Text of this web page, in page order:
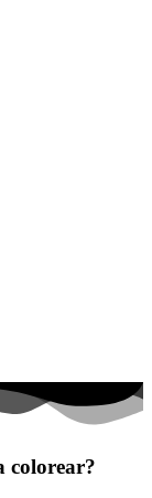
colorear?